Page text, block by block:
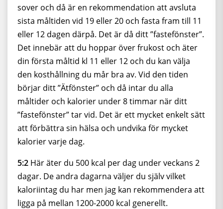
sover och då är en rekommendation att avsluta
sista måltiden vid 19 eller 20 och fasta fram till 11
eller 12 dagen därpå. Det är då ditt ”fastefönster”.
Det innebär att du hoppar över frukost och äter
din första måltid kl 11 eller 12 och du kan välja
den kosthållning du mår bra av. Vid den tiden
börjar ditt ”Ätfönster” och då intar du alla
måltider och kalorier under 8 timmar när ditt
”fastefönster” tar vid. Det är ett mycket enkelt sätt
att förbättra sin hälsa och undvika för mycket
kalorier varje dag.
5:2 Här äter du 500 kcal per dag under veckans 2
dagar. De andra dagarna väljer du själv vilket
kaloriintag du har men jag kan rekommendera att
ligga på mellan 1200-2000 kcal generellt.